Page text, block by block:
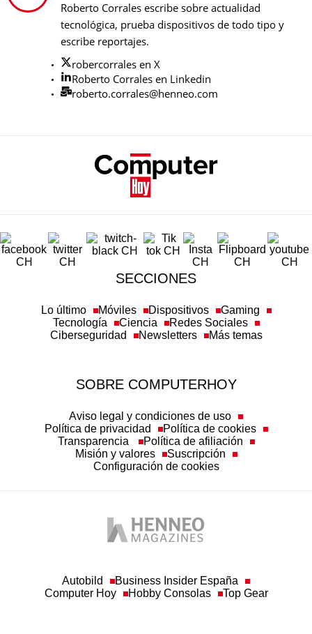
Roberto Corrales escribe sobre actualidad
tecnológica, prueba dispositivos de todo tipo y
escribe reportajes.
robercorrales en X
Roberto Corrales en Linkedin
roberto.corrales@henneo.com
SECCIONES
Lo último Móviles Dispositivos
Gaming
Tecnología
Ciencia
Redes Sociales
Ciberseguridad
Newsletters Más temas
SOBRE COMPUTERHOY
Aviso legal y condiciones de uso
Política de privacidad
Política de cookies
Transparencia
Política de afiliación
Misión y valores
Suscripción
Configuración de cookies
Autobild
Business Insider España
Computer Hoy
Hobby Consolas Top Gear